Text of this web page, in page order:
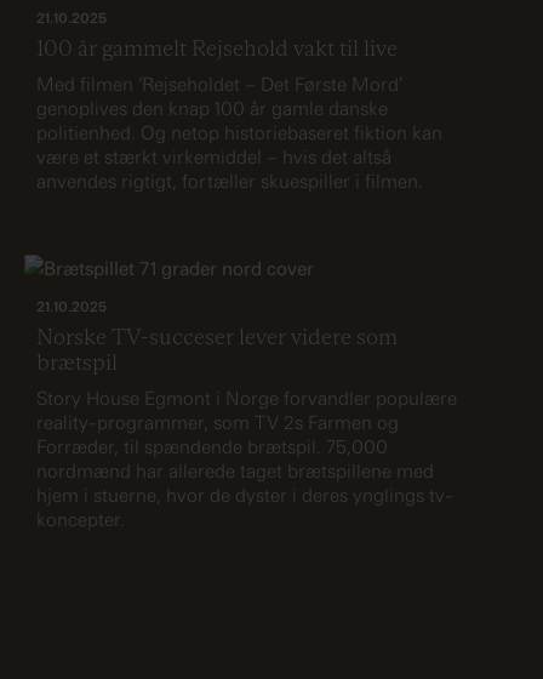
21.10.2025
100 år gammelt Rejsehold vakt til live
Med filmen ‘Rejseholdet – Det Første Mord’
genoplives den knap 100 år gamle danske
politienhed. Og netop historiebaseret fiktion kan
være et stærkt virkemiddel – hvis det altså
anvendes rigtigt, fortæller skuespiller i filmen.
21.10.2025
Norske TV-succeser lever videre som
brætspil
Story House Egmont i Norge forvandler populære
reality-programmer, som TV 2s Farmen og
Forræder, til spændende brætspil. 75,000
nordmænd har allerede taget brætspillene med
hjem i stuerne, hvor de dyster i deres ynglings tv-
koncepter.